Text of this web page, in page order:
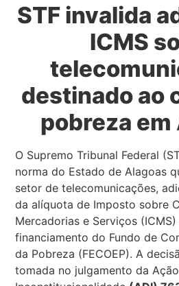
STF invalida
ICMS
destinado ao
pobreza em
O Supremo Tribunal Federal
norma do Estado de Alagoas
setor de telecomunicações,
da alíquota de Imposto sobre
Mercadorias e Serviços
financiamento do Fundo de
da Pobreza (FECOEP). A
tomada no julgamento da